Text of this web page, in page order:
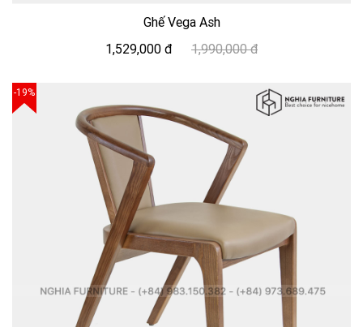
Ghế Vega Ash
1,529,000 đ
1,990,000 đ
-19%